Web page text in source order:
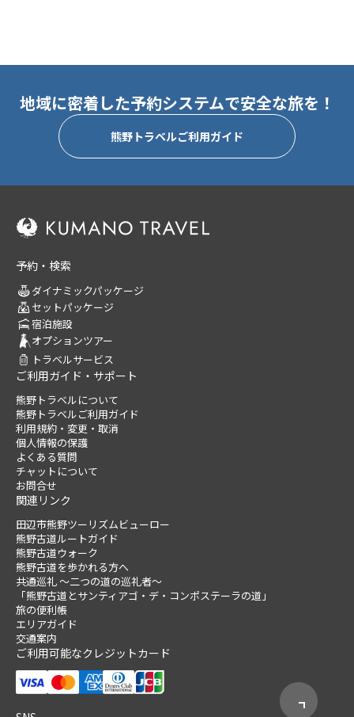
地域に密着した予約システムで安全な旅を！
熊野トラベルご利用ガイド
予約・検索
ダイナミックパッケージ
セットパッケージ
宿泊施設
オプションツアー
トラベルサービス
ご利用ガイド・サポート
熊野トラベルについて
熊野トラベルご利用ガイド
利用規約・変更・取消
個人情報の保護
よくある質問
チャットについて
お問合せ
関連リンク
田辺市熊野ツーリズムビューロー
熊野古道ルートガイド
熊野古道ウォーク
熊野古道を歩かれる方へ
共通巡礼 ～二つの道の巡礼者～
「熊野古道とサンティアゴ・デ・コンポステーラの道」
旅の便利帳
エリアガイド
交通案内
ご利用可能なクレジットカード